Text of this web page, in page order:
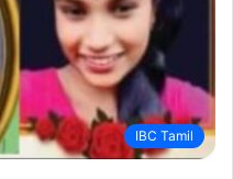
IBC Tamil